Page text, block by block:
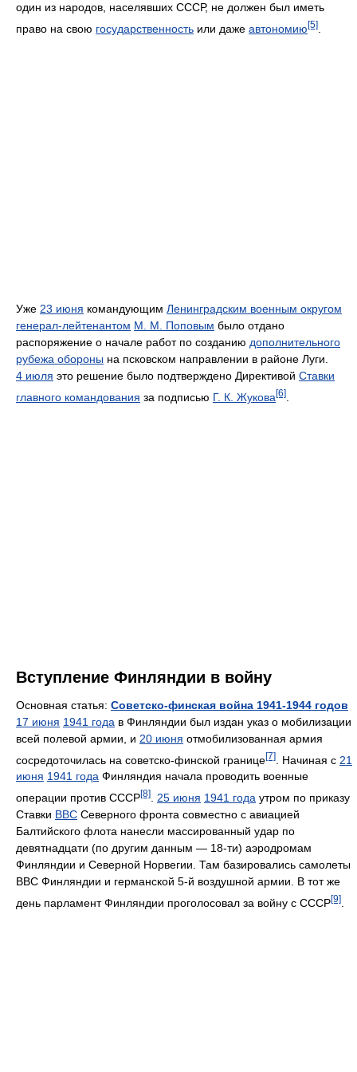
один из народов, населявших СССР, не должен был иметь
право на свою государственность или даже автономию [5]
Уже 23 июня командующим Ленинградским военным округом
генерал-лейтенантом М. М. Поповым было отдано
распоряжение о начале работ по созданию дополнительного
рубежа обороны на псковском направлении в районе Луги.
4 июля это решение было подтверждено Директивой Ставки
главного командования за подписью Г. К. Жукова[6]
Вступление Финляндии в войну
Основная статья: Советско-финская война 1941-1944 годов
17 июня 1941 года в Финляндии был издан указ о мобилизации
всей полевой армии, и 20 июня отмобилизованная армия
сосредоточилась на советско-финской границе[7] . Начиная с 21
июня 1941 года Финляндия начала проводить военные
операции против СССР[8] 25 июня 1941 года утром по приказу
Ставки ВВС Северного фронта совместно с авиацией
Балтийского флота нанесли массированный удар по
девятнадцати (по другим данным — 18-ти) аэродромам
Финляндии и Северной Норвегии. Там базировались самолеты
ВВС Финляндии и германской 5-й воздушной армии. В тот же
день парламент Финляндии проголосовал за войну с СССР[9]